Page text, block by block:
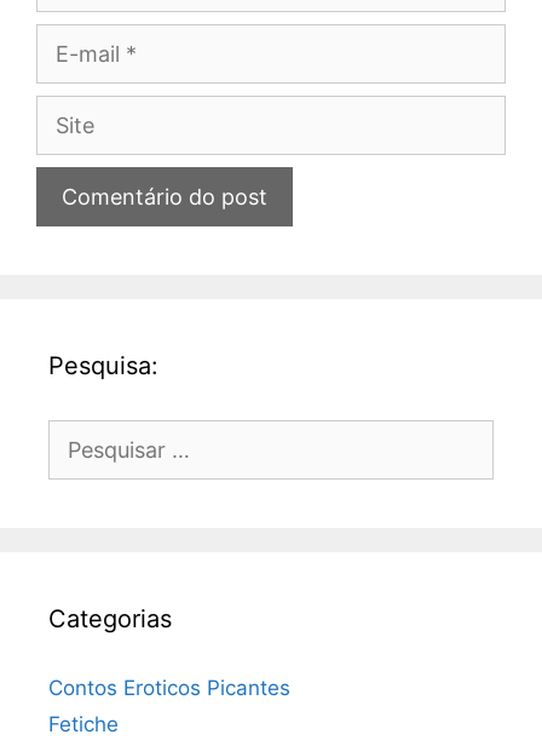
Site
Pesquisa:
por:
Categorias
Contos Eroticos Picantes
Fetiche